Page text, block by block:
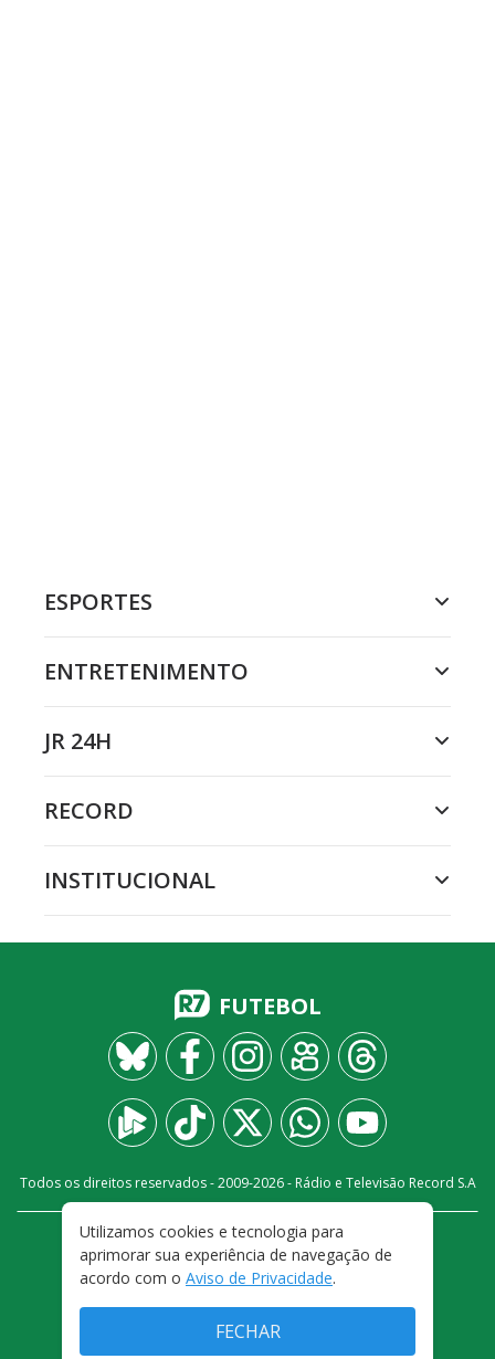
ESPORTES
ENTRETENIMENTO
JR 24H
RECORD
INSTITUCIONAL
FUTEBOL
Todos os direitos reservados - 2009-2026- Rádio e Televisão Record S.A
FALE CONOSCO
PRIVACIDADE
TERMOS E CONDIÇÕES DE USO
Utilizamos cookies e tecnologia para
aprimorar sua experiência de navegação de
acordo com o Aviso de Privacidade.
FECHAR